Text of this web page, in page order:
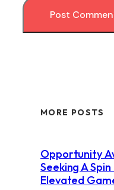
MORE POSTS
Opportunity
Seeking A
Elevated